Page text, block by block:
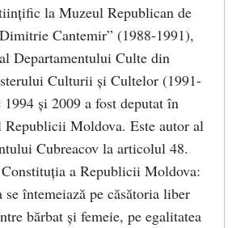
la Muzeul Republican de
Cantemir” (1988-1991),
Departamentului Culte din
Culturii şi Cultelor (1991-
şi 2009 a fost deputat în
Republicii Moldova. Este autor al
Cubreacov la articolul 48.
a Republicii Moldova:
întemeiază pe căsătoria liber
bărbat şi femeie, pe egalitatea